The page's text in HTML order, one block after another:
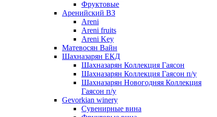
Фруктовые
Аренийский ВЗ
Areni
Areni fruits
Areni Key
Матевосян Вайн
Шахназарян ЕКД
Шахназарян Коллекция Гаясон
Шахназарян Коллекция Гаясон п/у
Шахназарян Новогодняя Коллекция
Гаясон п/у
Gevorkian winery
Сувенирные вина